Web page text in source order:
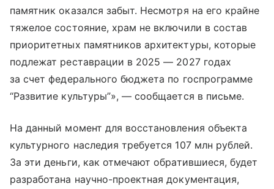
памятник оказался забыт. Несмотря на его крайне
тяжелое состояние, храм не включили в состав
приоритетных памятников архитектуры, которые
подлежат реставрации в 2025 — 2027 годах
за счет федерального бюджета по госпрограмме
“Развитие культуры”», — сообщается в письме.
На данный момент для восстановления объекта
культурного наследия требуется 107 млн рублей.
За эти деньги, как отмечают обратившиеся, будет
разработана научно-проектная документация,